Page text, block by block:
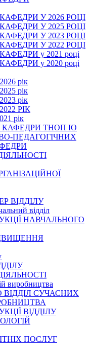
У 2026 РОЦІ
У 2025 РОЦІ
У 2023 РОЦІ
У 2022 РОЦІ
у 2021 році
у 2020 році
рік
рік
рік
РІК
рік
КАФЕДРИ ТНОП ІО
ПЕДАГОГІЧНИХ
ВІДДІЛУ
вiддiл
НАВЧАЛЬНОГО
виробництва
СУЧАСНИХ
ВІДДІЛУ
ПОСЛУГ